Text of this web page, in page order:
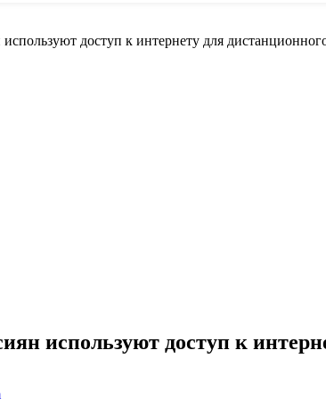
используют доступ к интернету для
используют доступ к